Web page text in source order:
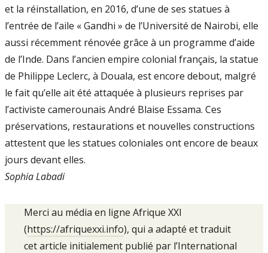
et la réinstallation, en 2016, d’une de ses statues à
l’entrée de l’aile « Gandhi » de l’Université de Nairobi, elle
aussi récemment rénovée grâce à un programme d’aide
de l’Inde. Dans l’ancien empire colonial français, la statue
de Philippe Leclerc, à Douala, est encore debout, malgré
le fait qu’elle ait été attaquée à plusieurs reprises par
l’activiste camerounais André Blaise Essama. Ces
préservations, restaurations et nouvelles constructions
attestent que les statues coloniales ont encore de beaux
jours devant elles.
Sophia Labadi
Merci au média en ligne Afrique XXI
(https://afriquexxi.info), qui a adapté et traduit
cet article initialement publié par l’International